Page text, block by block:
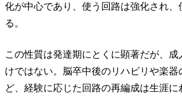
化が中心であり、使う回路は強化され、
る。
この性質は発達期にとくに顕著だが、成
けではない。脳卒中後のリハビリや楽器
ど、経験に応じた回路の再編成は生涯に